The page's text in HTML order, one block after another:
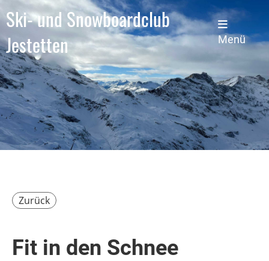
Ski- und Snowboardclub
Jestetten
Menü
Zurück
Fit in den Schnee